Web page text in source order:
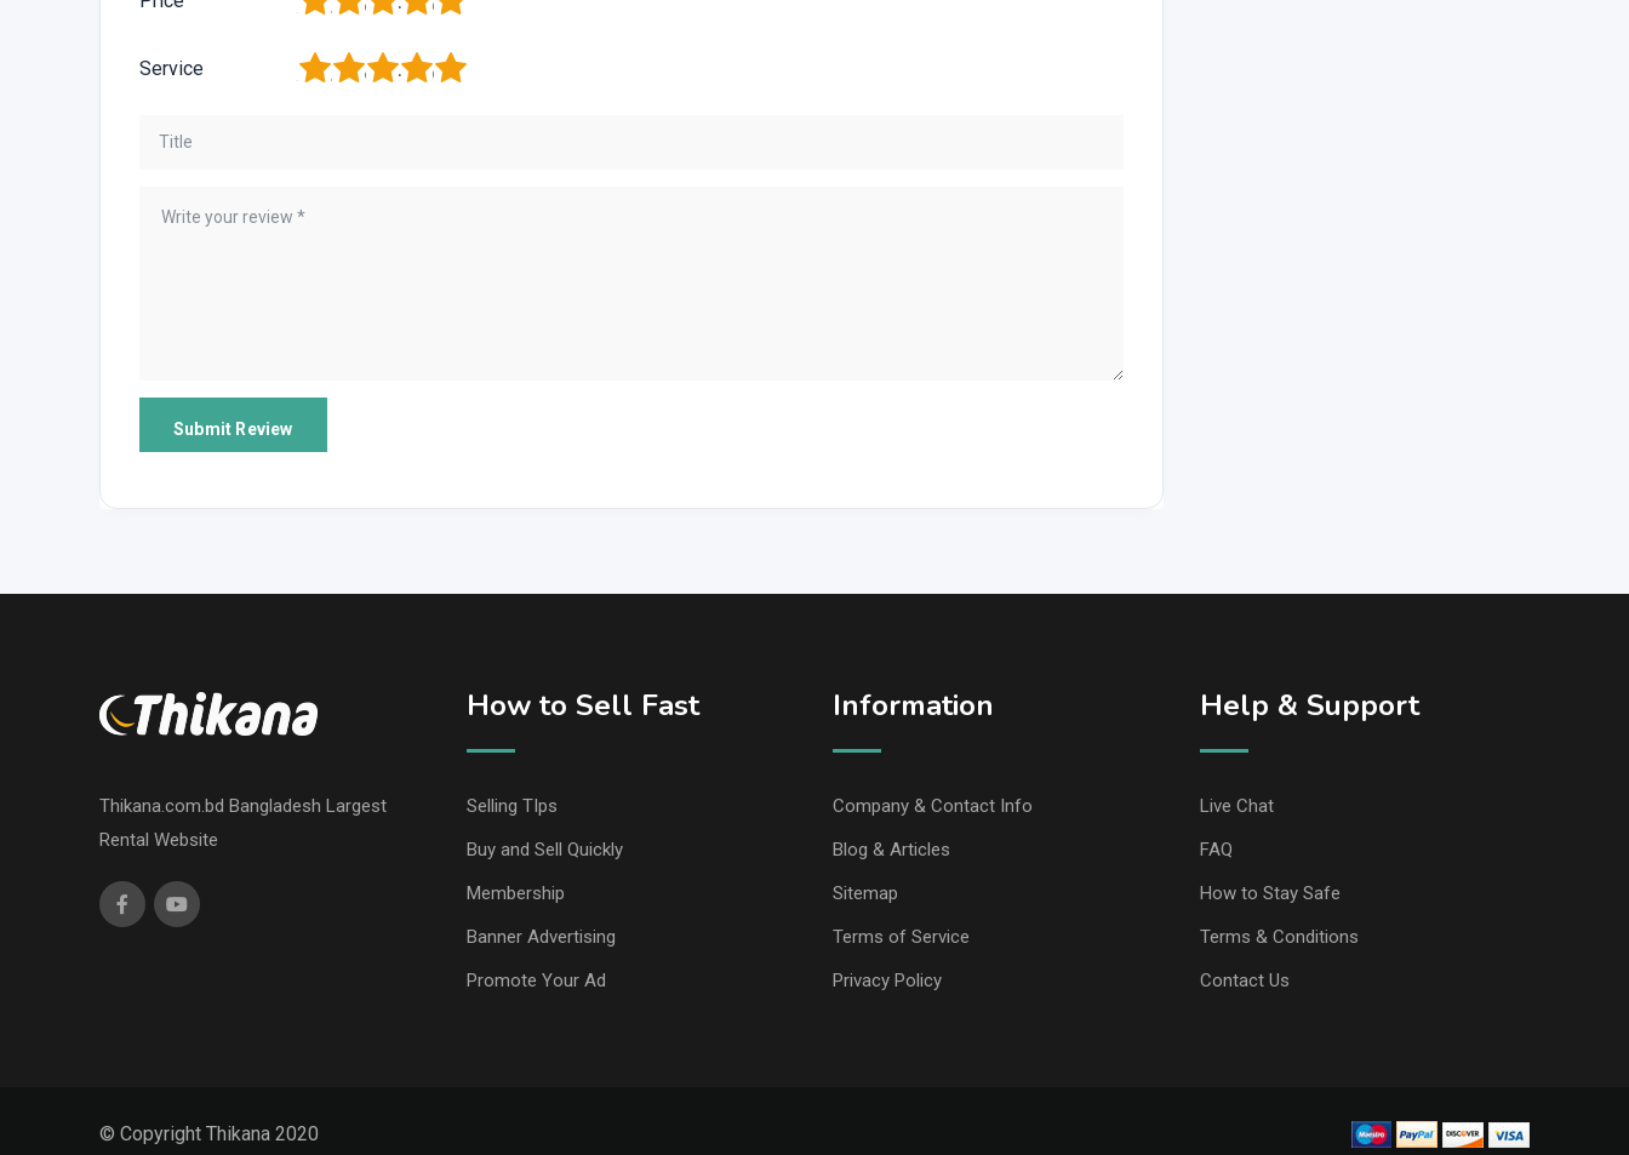
Service 5
4
3
2
Thikana.com.bd Bangladesh Largest
Rental Website
How to Sell Fast
Selling TIps
Buy and Sell Quickly
Membership
Banner Advertising
Promote Your Ad
Information
Company & Contact Info
Blog & Articles
Sitemap
Terms of Service
Privacy Policy
Help & Support
Live Chat
FAQ
How to Stay Safe
Terms & Conditions
Contact Us
© Copyright Thikana 2020